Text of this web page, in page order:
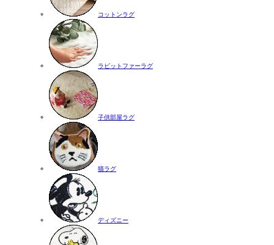
コットンラグ
ラビットファーラグ
子供部屋ラグ
猫ラグ
ディズニー